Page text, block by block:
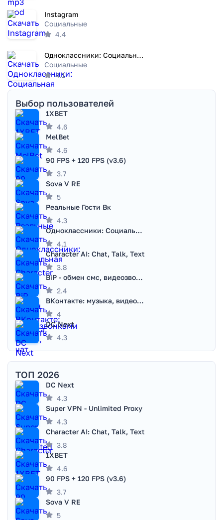
Instagram
Социальные
4.4
Одноклассники: Социальная сеть
Социальные
4.1
Выбор пользователей
1XBET
4.6
MelBet
4.6
90 FPS + 120 FPS (v3.6)
3.7
Sova V RE
5
Реальные Гости Вк
4.3
Одноклассники: Социальная сеть
4.1
Character AI: Chat, Talk, Text
3.8
BiP - обмен смс, видеозвонками
2.4
ВКонтакте: музыка, видео, чат
4
DC Next
4.3
ТОП 2026
DC Next
4.3
Super VPN - Unlimited Proxy
4.3
Character AI: Chat, Talk, Text
3.8
1XBET
4.6
90 FPS + 120 FPS (v3.6)
3.7
Sova V RE
5